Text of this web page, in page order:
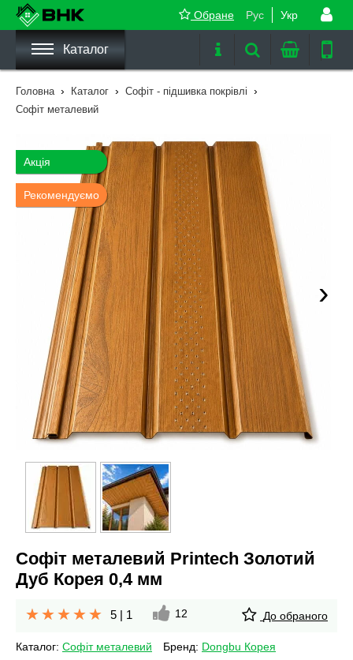
Рус Укр
Обране
Каталог
Головна › Каталог › Софіт - підшивка покрівлі ›
Софіт металевий
›
Акція
Рекомендуємо
Софіт металевий Printech Золотий
Дуб Корея 0,4 мм
5 | 1 12 До обраного
Каталог: Софіт металевий Бренд: Dongbu Корея